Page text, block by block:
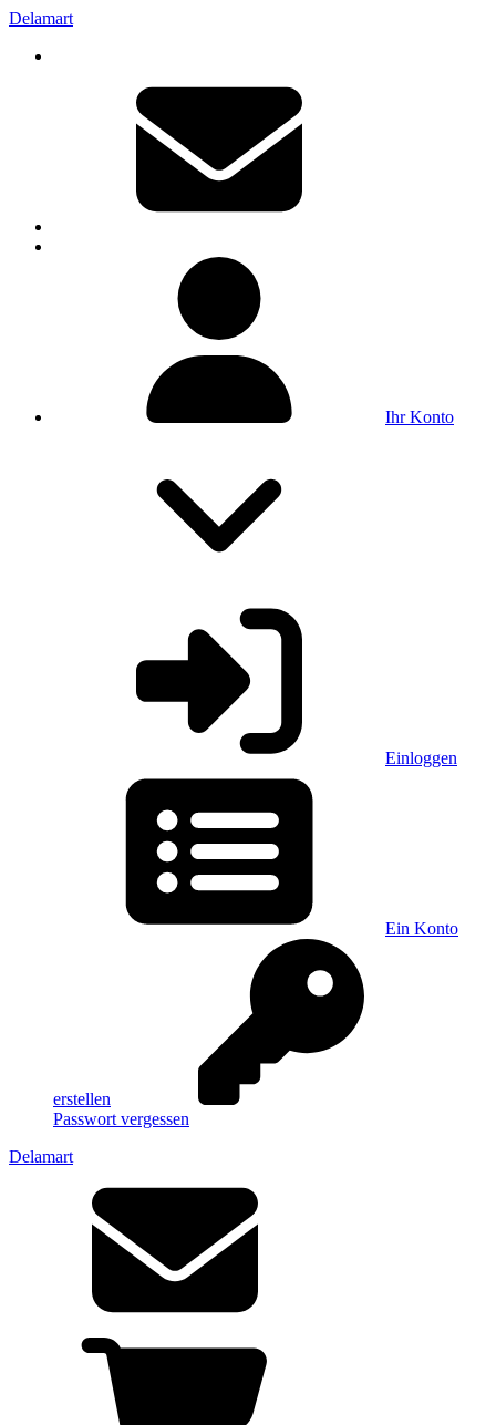
Delamart
Ihr Konto
Einloggen
Ein Konto
erstellen
Passwort vergessen
Delamart